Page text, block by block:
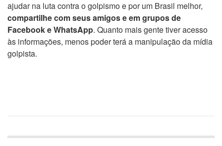
ajudar na luta contra o golpismo e por um Brasil melhor,
compartilhe com seus amigos e em grupos de
Facebook e WhatsApp. Quanto mais gente tiver acesso
às informações, menos poder terá a manipulação da mídia
golpista.